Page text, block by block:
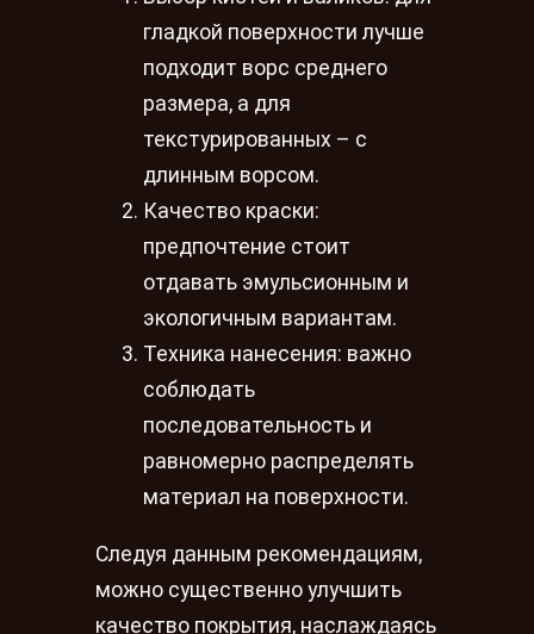
гладкой поверхности лучше
подходит ворс среднего
размера, а для
текстурированных – с
длинным ворсом.
Качество краски:
предпочтение стоит
отдавать эмульсионным и
экологичным вариантам.
Техника нанесения: важно
соблюдать
последовательность и
равномерно распределять
материал на поверхности.
Следуя данным рекомендациям,
можно существенно улучшить
качество покрытия, наслаждаясь